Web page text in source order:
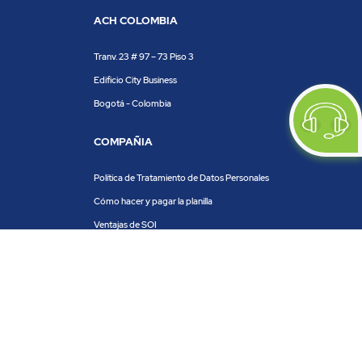
ACH COLOMBIA
Tranv. 23 # 97 – 73 Piso 3
Edificio City Business
Bogotá - Colombia
COMPAÑIA
Política de Tratamiento de Datos Personales
Cómo hacer y pagar la planilla
Ventajas de SOI